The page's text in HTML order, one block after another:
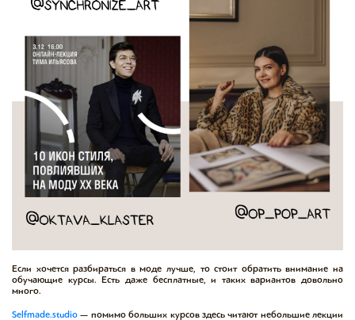
Если хочется разбираться в моде лучше, то стоит обратить внимание на
обучающие курсы. Есть даже бесплатные, и таких вариантов довольно
много.
Selfmade.studio — помимо больших курсов здесь читают небольшие лекции